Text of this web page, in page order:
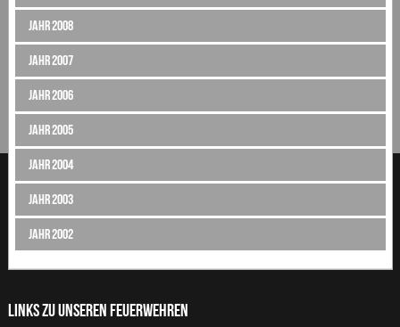
Jahr 2008
Jahr 2007
Jahr 2006
Jahr 2005
Jahr 2004
Jahr 2003
Jahr 2002
LINKS ZU UNSEREN FEUERWEHREN